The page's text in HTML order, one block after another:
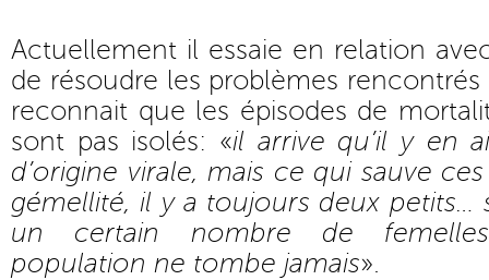
Actuellement il essaie en relation
de résoudre les problèmes rencontrés
reconnait que les épisodes de
sont pas isolés: «il arrive qu’il y en
d’origine virale, mais ce qui sauve
gémellité, il y a toujours deux petits…
un certain nombre de femelles
population ne tombe jamais».